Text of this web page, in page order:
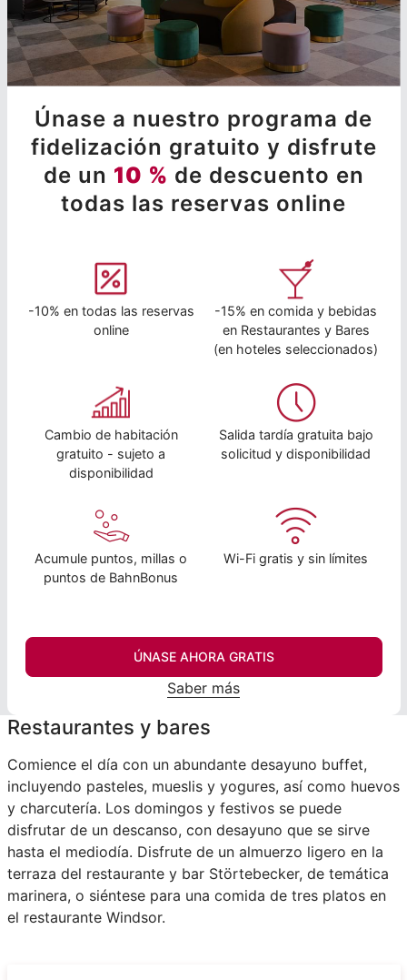
Únase a nuestro programa de
fidelización gratuito y disfrute
de un 10 % de descuento en
todas las reservas online
-10% en todas las reservas
online
-15% en comida y bebidas
en Restaurantes y Bares
(en hoteles seleccionados)
Cambio de habitación
gratuito - sujeto a
disponibilidad
Salida tardía gratuita bajo
solicitud y disponibilidad
Acumule puntos, millas o
puntos de BahnBonus
Wi-Fi gratis y sin límites
ÚNASE AHORA GRATIS
Saber más
Restaurantes y bares
Comience el día con un abundante desayuno buffet,
incluyendo pasteles, mueslis y yogures, así como huevos
y charcutería. Los domingos y festivos se puede
disfrutar de un descanso, con desayuno que se sirve
hasta el mediodía. Disfrute de un almuerzo ligero en la
terraza del restaurante y bar Störtebecker, de temática
marinera, o siéntese para una comida de tres platos en
el restaurante Windsor.